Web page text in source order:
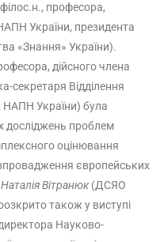
професора,
України, президента
«Знання» України).
дійсного члена
секретаря Відділення
НАПН України) була
досліджень проблем
оцінювання
європейських
Наталія Вітранюк(ДСЯО
також у виступі
Науково-